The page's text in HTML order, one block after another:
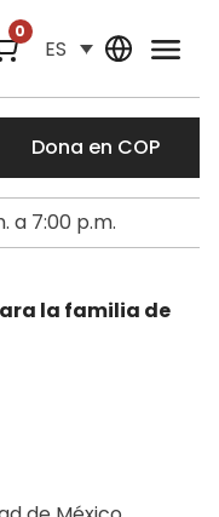
0
ES
Dona en COP
a 7:00 p.m.
la familia de